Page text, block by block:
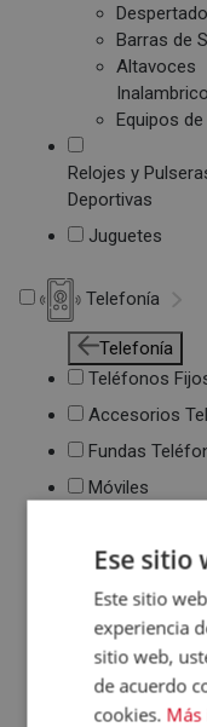
Barras de
Altavoces
Equipos
Relojes y
Deportivas
Juguetes
Telefonía
Telefonía
Teléfonos
Accesorios
Fundas
Móviles
Ese sitio
Este sitio
experiencia
sitio web,
de acuerdo
cookies.